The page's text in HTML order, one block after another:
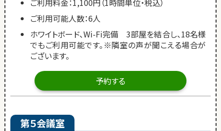
ご利用料金：1,100円（1時間単位・税込）
ご利用可能人数：6人
ホワイトボード、Wi-Fi完備 3部屋を結合し、18名様
でもご利用可能です。※隣室の声が聞こえる場合が
ございます。
予約する
第５会議室